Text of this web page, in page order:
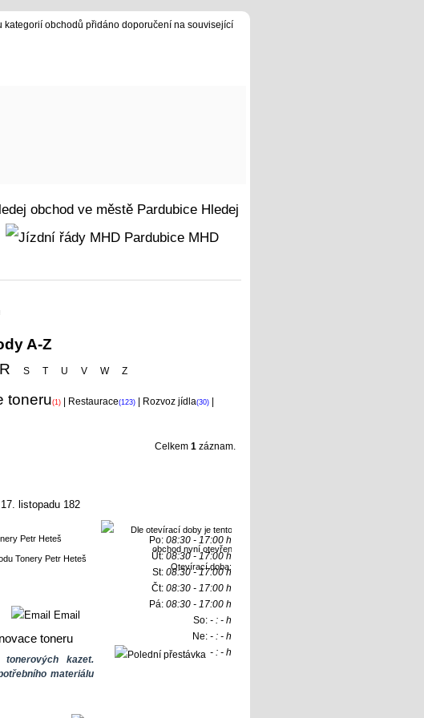
kategorií obchodů přidáno doporučení na související
Hledej
MHD
A-Z
R S T U V W Z
toneru(1) Restaurace(123) Rozvoz jídla(30)
Celkem 1 záznam.
17. listopadu 182
Email
toneru
kazet.
materiálu
Otevírací doba:
Po: 08:30 - 17:00 h
Út: 08:30 - 17:00 h
St: 08:30 - 17:00 h
Čt: 08:30 - 17:00 h
Pá: 08:30 - 17:00 h
So: - : - h
Ne: - : - h
- : - h